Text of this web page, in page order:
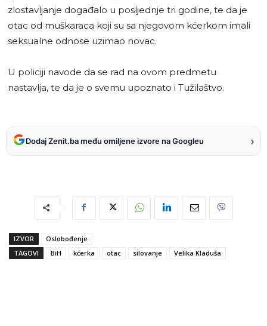
zlostavljanje događalo u posljednje tri godine, te da je
otac od muškaraca koji su sa njegovom kćerkom imali
seksualne odnose uzimao novac.
U policiji navode da se rad na ovom predmetu
nastavlja, te da je o svemu upoznato i Tužilaštvo.
Dodaj Zenit.ba među omiljene izvore na Googleu ›
IZVOR
Oslobođenje
TAGOVI
BiH kćerka otac silovanje Velika Kladuša